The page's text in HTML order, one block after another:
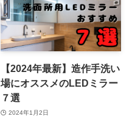
【2024年最新】造作手洗い
場にオススメのLEDミラー
７選
2024年1月2日